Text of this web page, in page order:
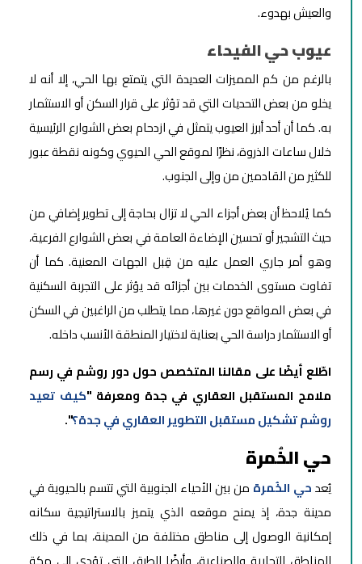
والعيش بهدوء.
عيوب حي الفيحاء
بالرغم من كم المميزات العديدة التي يتمتع بها الحي، إلا أنه لا
يخلو من بعض التحديات التي قد تؤثر على قرار السكن أو الاستثمار
به. كما أن أحد أبرز العيوب يتمثل في ازدحام بعض الشوارع الرئيسية
خلال ساعات الذروة، نظرًا لموقع الحي الحيوي وكونه نقطة عبور
للكثير من القادمين من وإلى الجنوب.
كما يُلاحظ أن بعض أجزاء الحي لا تزال بحاجة إلى تطوير إضافي من
حيث التشجير أو تحسين الإضاءة العامة في بعض الشوارع الفرعية،
وهو أمر جاري العمل عليه من قِبل الجهات المعنية. كما أن
تفاوت مستوى الخدمات بين أجزائه قد يؤثر على التجربة السكنية
في بعض المواقع دون غيرها، مما يتطلب من الراغبين في السكن
أو الاستثمار دراسة الحي بعناية لاختيار المنطقة الأنسب داخله.
اطّلع أيضًا على مقالنا المتخصص حول دور روشم في رسم
ملامح المستقبل العقاري في جدة ومعرفة "كيف تعيد
روشم تشكيل مستقبل التطوير العقاري في جدة؟".
حي الخُمرة
يُعدحي الخُمرة من بين الأحياء الجنوبية التي تتسم بالحيوية في
مدينة جدة، إذ يمنح موقعه الذي يتميز بالاستراتيجية سكانه
إمكانية الوصول إلى مناطق مختلفة من المدينة، بما في ذلك